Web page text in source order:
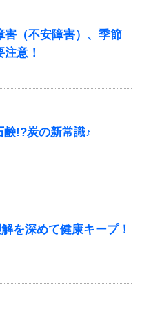
害（不安障害）、季節
意！
!?炭の新常識♪
を深めて健康キープ！